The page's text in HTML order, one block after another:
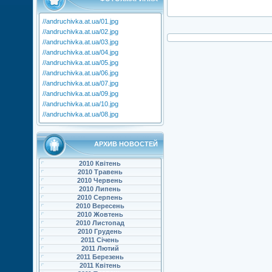
//andruchivka.at.ua/01.jpg
//andruchivka.at.ua/02.jpg
//andruchivka.at.ua/03.jpg
//andruchivka.at.ua/04.jpg
//andruchivka.at.ua/05.jpg
//andruchivka.at.ua/06.jpg
//andruchivka.at.ua/07.jpg
//andruchivka.at.ua/09.jpg
//andruchivka.at.ua/10.jpg
//andruchivka.at.ua/08.jpg
АРХИВ НОВОСТЕЙ
2010 Квітень
2010 Травень
2010 Червень
2010 Липень
2010 Серпень
2010 Вересень
2010 Жовтень
2010 Листопад
2010 Грудень
2011 Січень
2011 Лютий
2011 Березень
2011 Квітень